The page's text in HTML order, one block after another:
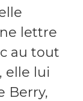
lettre
au tout
elle lui
Berry,